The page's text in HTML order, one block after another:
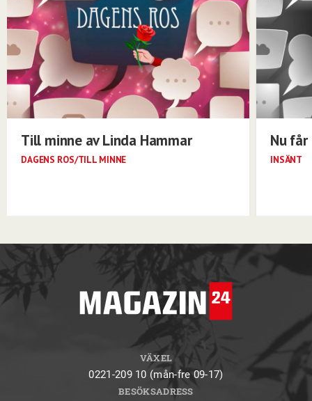
Till minne av Linda Hammar
DAGENS ROS/TILL MINNE
Nu
INSÄNT
VÄXEL
0221-209 10 (mån-fre 09-17)
BESÖKSADRESS